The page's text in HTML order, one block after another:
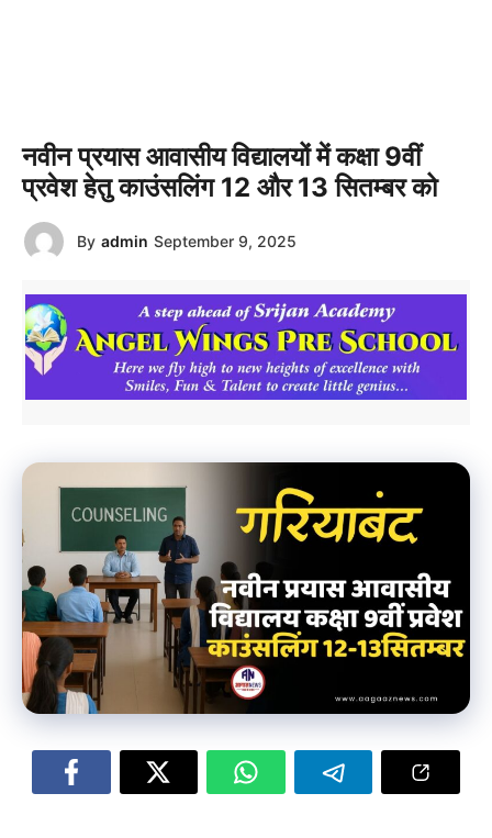
नवीन प्रयास आवासीय विद्यालयों में कक्षा 9वीं
प्रवेश हेतु काउंसलिंग 12 और 13 सितम्बर को
By admin September 9, 2025